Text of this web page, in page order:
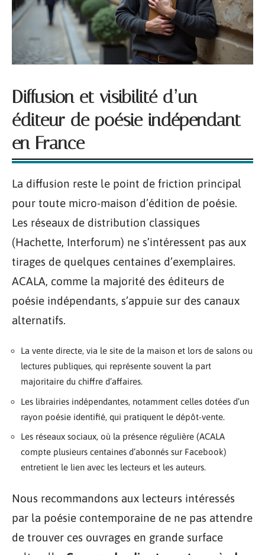
Diffusion et visibilité d’un
éditeur de poésie indépendant
en France
La diffusion reste le point de friction principal
pour toute micro-maison d’édition de poésie.
Les réseaux de distribution classiques
(Hachette, Interforum) ne s’intéressent pas aux
tirages de quelques centaines d’exemplaires.
ACALA, comme la majorité des éditeurs de
poésie indépendants, s’appuie sur des canaux
alternatifs.
La vente directe, via le site de la maison et lors de salons ou
lectures publiques, qui représente souvent la part
majoritaire du chiffre d’affaires.
Les librairies indépendantes, notamment celles dotées d’un
rayon poésie identifié, qui pratiquent le dépôt-vente.
Les réseaux sociaux, où la présence régulière (ACALA
compte plusieurs centaines d’abonnés sur Facebook)
entretient le lien avec les lecteurs et les auteurs.
Nous recommandons aux lecteurs intéressés
par la poésie contemporaine de ne pas attendre
de trouver ces ouvrages en grande surface